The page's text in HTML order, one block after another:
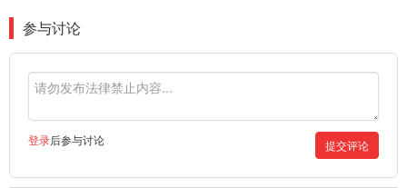
参与讨论
登录后参与讨论 提交评论